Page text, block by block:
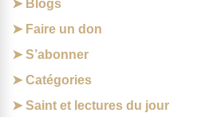
Blogs
Faire un don
S’abonner
Catégories
Saint et lectures du jour